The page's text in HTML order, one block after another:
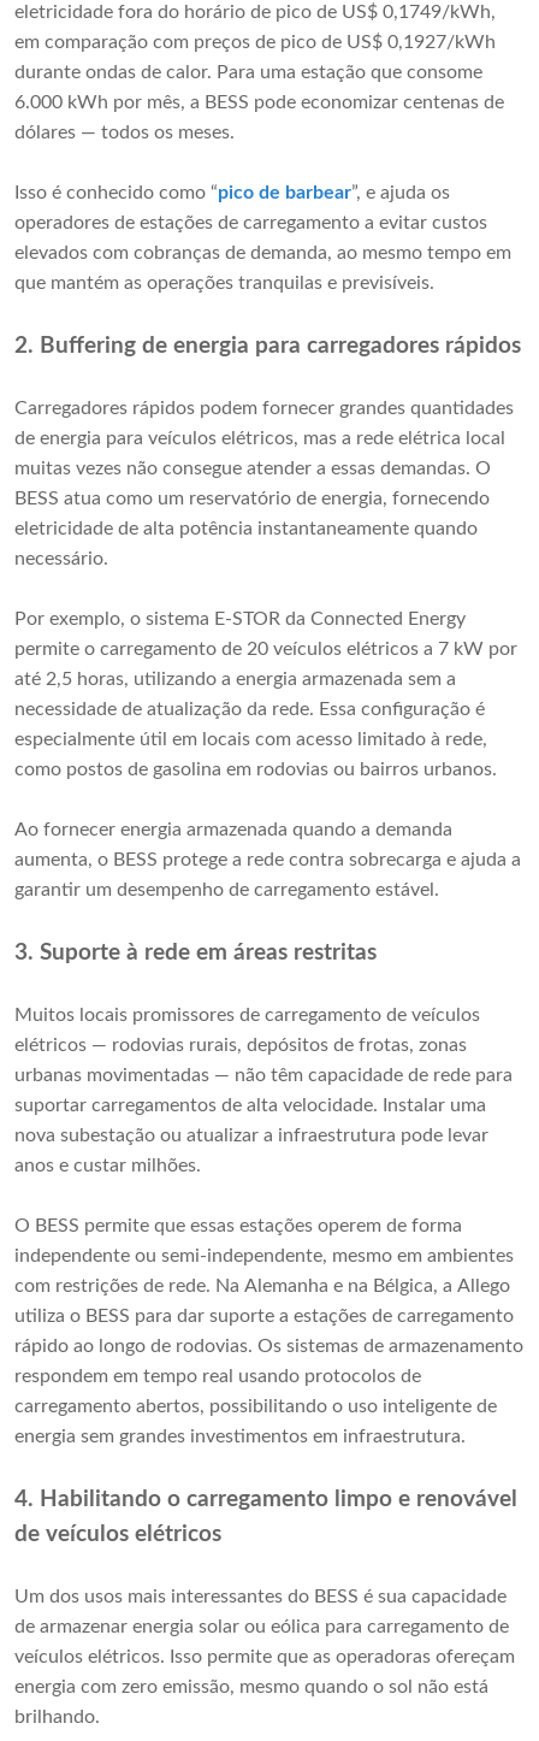
eletricidade fora do horário de pico de US$ 0,1749/kWh,
em comparação com preços de pico de US$ 0,1927/kWh
durante ondas de calor. Para uma estação que consome
6.000 kWh por mês, a BESS pode economizar centenas de
dólares — todos os meses.
Isso é conhecido como “pico de barbear”, e ajuda os
operadores de estações de carregamento a evitar custos
elevados com cobranças de demanda, ao mesmo tempo em
que mantém as operações tranquilas e previsíveis.
2. Buffering de energia para carregadores rápidos
Carregadores rápidos podem fornecer grandes quantidades
de energia para veículos elétricos, mas a rede elétrica local
muitas vezes não consegue atender a essas demandas. O
BESS atua como um reservatório de energia, fornecendo
eletricidade de alta potência instantaneamente quando
necessário.
Por exemplo, o sistema E-STOR da Connected Energy
permite o carregamento de 20 veículos elétricos a 7 kW por
até 2,5 horas, utilizando a energia armazenada sem a
necessidade de atualização da rede. Essa configuração é
especialmente útil em locais com acesso limitado à rede,
como postos de gasolina em rodovias ou bairros urbanos.
Ao fornecer energia armazenada quando a demanda
aumenta, o BESS protege a rede contra sobrecarga e ajuda a
garantir um desempenho de carregamento estável.
3. Suporte à rede em áreas restritas
Muitos locais promissores de carregamento de veículos
elétricos — rodovias rurais, depósitos de frotas, zonas
urbanas movimentadas — não têm capacidade de rede para
suportar carregamentos de alta velocidade. Instalar uma
nova subestação ou atualizar a infraestrutura pode levar
anos e custar milhões.
O BESS permite que essas estações operem de forma
independente ou semi-independente, mesmo em ambientes
com restrições de rede. Na Alemanha e na Bélgica, a Allego
utiliza o BESS para dar suporte a estações de carregamento
rápido ao longo de rodovias. Os sistemas de armazenamento
respondem em tempo real usando protocolos de
carregamento abertos, possibilitando o uso inteligente de
energia sem grandes investimentos em infraestrutura.
4. Habilitando o carregamento limpo e renovável
de veículos elétricos
Um dos usos mais interessantes do BESS é sua capacidade
de armazenar energia solar ou eólica para carregamento de
veículos elétricos. Isso permite que as operadoras ofereçam
energia com zero emissão, mesmo quando o sol não está
brilhando.